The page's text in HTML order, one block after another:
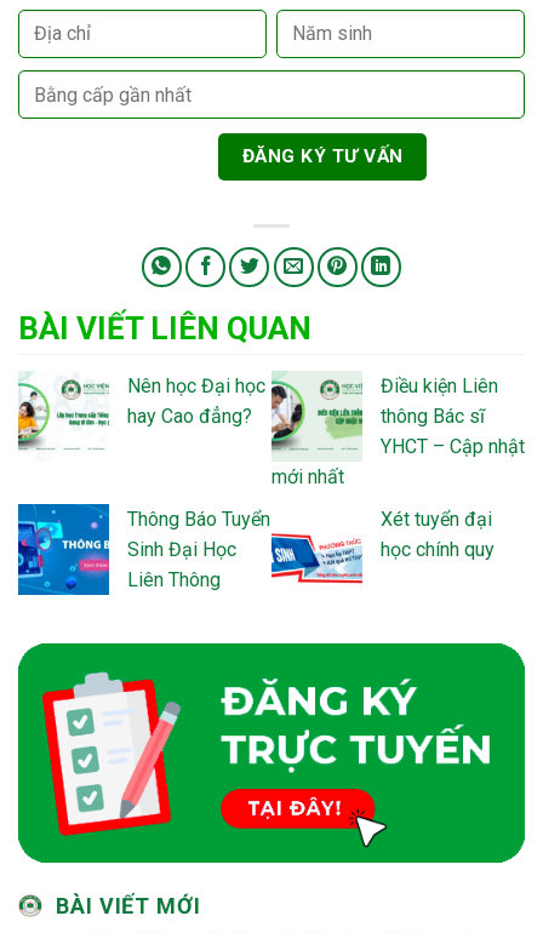
BÀI VIẾT LIÊN QUAN
Nên học Đại học
hay Cao đẳng?
Điều kiện Liên
thông Bác sĩ
YHCT – Cập nhật
mới nhất
Thông Báo Tuyển
Sinh Đại Học
Liên Thông
Xét tuyển đại
học chính quy
BÀI VIẾT MỚI